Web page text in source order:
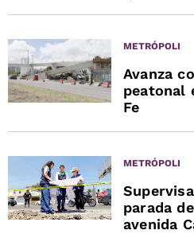
METRÓPOLI
Avanza
peatonal
Fe
METRÓPOLI
parada
avenida